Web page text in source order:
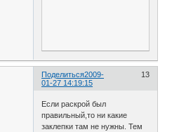
Поделиться 13
2009-
01-27 14:19:15
Если раскрой был
правильный,то ни какие
заклепки там не нужны. Тем